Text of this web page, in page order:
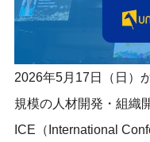
2026年5月17日（日）
規模の人材開発・組織
ICE（International